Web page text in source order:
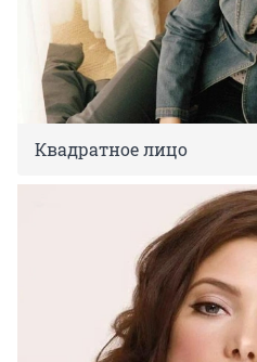
Квадратное лицо